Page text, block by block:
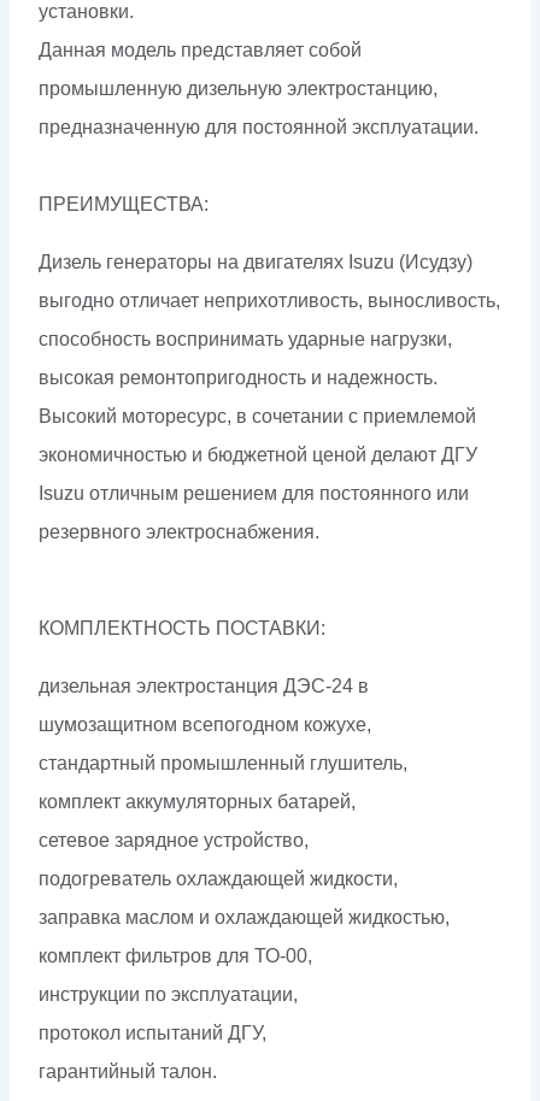
установки.
Данная модель представляет собой
промышленную дизельную электростанцию,
предназначенную для постоянной эксплуатации.
ПРЕИМУЩЕСТВА:
Дизель генераторы на двигателях Isuzu (Исудзу)
выгодно отличает неприхотливость, выносливость,
способность воспринимать ударные нагрузки,
высокая ремонтопригодность и надежность.
Высокий моторесурс, в сочетании с приемлемой
экономичностью и бюджетной ценой делают ДГУ
Isuzu отличным решением для постоянного или
резервного электроснабжения.
КОМПЛЕКТНОСТЬ ПОСТАВКИ:
дизельная электростанция ДЭС-24 в
шумозащитном всепогодном кожухе,
стандартный промышленный глушитель,
комплект аккумуляторных батарей,
сетевое зарядное устройство,
подогреватель охлаждающей жидкости,
заправка маслом и охлаждающей жидкостью,
комплект фильтров для ТО-00,
инструкции по эксплуатации,
протокол испытаний ДГУ,
гарантийный талон.